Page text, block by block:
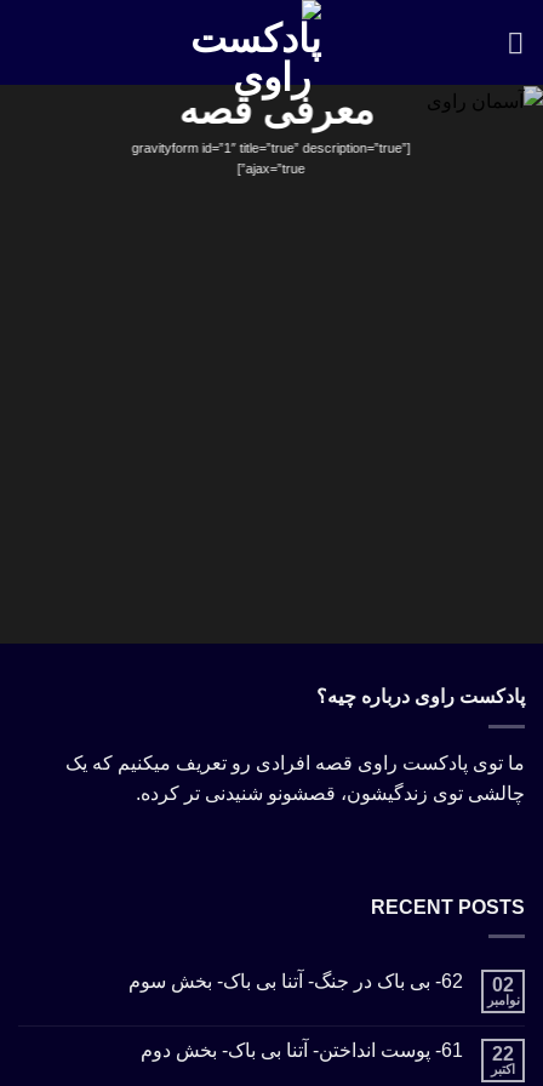
معرفی قصه
[gravityform id=”1″ title=”true” description=”true”
ajax=”true”]
پادکست راوی درباره چیه؟
ما توی پادکست راوی قصه افرادی رو تعریف میکنیم که یک
چالشی توی زندگیشون، قصشونو شنیدنی تر کرده.
RECENT POSTS
02
نوامبر
62- بی باک در جنگ- آتنا بی باک- بخش سوم
22
اکتبر
61- پوست انداختن- آتنا بی باک- بخش دوم